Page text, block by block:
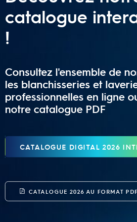
catalogue
!
Consultez l'ensemble de
les blanchisseries et
professionnelles en ligne
notre catalogue PDF
CATALOGUE DIGITAL 2026
CATALOGUE 2026 AU FORMAT PDF